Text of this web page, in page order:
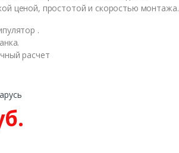
ценой, простотой и скоростью монтажа.
.
расчет